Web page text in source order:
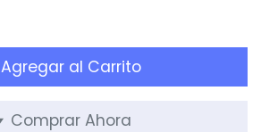
Agregar al Carrito
Comprar Ahora